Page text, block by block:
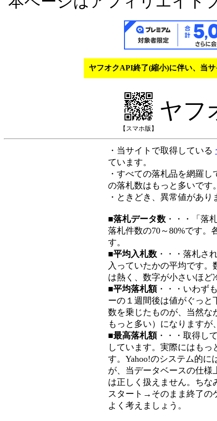
ヤフオクAPI終了(縮小)に伴い、当
【スマホ版】
ヤフ
・当サイトで取得している
ています。
・すべての落札品を網羅
の落札数はもっと多いです
・ときどき、異常値があ
■落札データ数 ・・・「落
落札件数の70～80%です。
す。
■平均入札数 ・・・落札さ
入っていたかの平均です
は熱く、数字が小さいほど
■平均落札額 ・・・いわず
ーの１週間後は値がぐっと
数を乗じたものが、当然な
もっと多い）になります
■最高落札額 ・・・取得し
しています。実際にはも
す。Yahoo!のシステム的に
が、当データベースの仕様
は正しく扱えません。ちな
スタート→そのまま終了の
よく考えましょう。